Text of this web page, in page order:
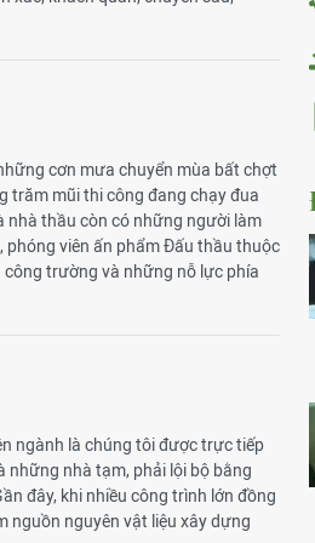
cơn mưa chuyển mùa bất chợt
trăm mũi thi công đang chạy đua
nhà thầu còn có những người làm
phóng viên ấn phẩm Đấu thầu thuộc
trường và những nỗ lực phía
ngành là chúng tôi được trực tiếp
những nhà tạm, phải lội bộ bằng
đây, khi nhiều công trình lớn đồng
nguồn nguyên vật liệu xây dựng